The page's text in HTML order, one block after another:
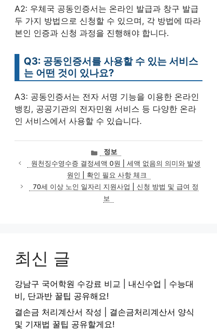
A2: 우체국 공동인증서는 온라인 발급과 창구 발급
두 가지 방법으로 신청할 수 있으며, 각 방법에 따라
본인 인증과 신청 과정을 진행해야 합니다.
Q3: 공동인증서를 사용할 수 있는 서비스
는 어떤 것이 있나요?
A3: 공동인증서는 전자 서명 기능을 이용한 온라인
뱅킹, 공공기관의 전자민원 서비스 등 다양한 온라
인 서비스에서 사용할 수 있습니다.
카
테
고
리
정보
원천징수영수증 결정세액 0원 | 세액 없음의 의미와 발생
원인 | 확인 필요 사항 체크
70세 이상 노인 일자리 지원사업 | 신청 방법 및 급여 정
보
최신 글
강남구 국어학원 수강료 비교 | 내신수업 | 수능대
비, 단과반 꿀팁 공유해요!
결손금 처리계산서 작성 | 결손금처리계산서 양식
및 기재법 꿀팁 공유할게요!